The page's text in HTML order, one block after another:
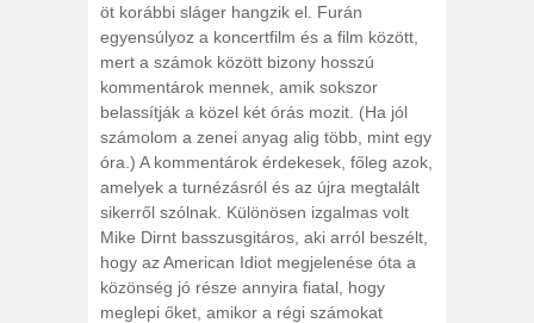
öt korábbi sláger hangzik el. Furán
egyensúlyoz a koncertfilm és a film között,
mert a számok között bizony hosszú
kommentárok mennek, amik sokszor
belassítják a közel két órás mozit. (Ha jól
számolom a zenei anyag alig több, mint egy
óra.) A kommentárok érdekesek, főleg azok,
amelyek a turnézásról és az újra megtalált
sikerről szólnak. Különösen izgalmas volt
Mike Dirnt basszusgitáros, aki arról beszélt,
hogy az American Idiot megjelenése óta a
közönség jó része annyira fiatal, hogy
meglepi őket, amikor a régi számokat